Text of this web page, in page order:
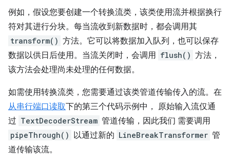
例如，假设您要创建一个转换流类，该类使用流并根据换行
符对其进行分块。每当流收到新数据时，都会调用其
transform() 方法。它可以将数据加入队列，也可以保存
数据以供日后使用。当流关闭时，会调用 flush() 方法，
该方法会处理尚未处理的任何数据。
如需使用转换流类，您需要通过该类管道传输传入的流。在
从串行端口读取下的第三个代码示例中， 原始输入流仅通
过 TextDecoderStream 管道传输，因此我们 需要调用
pipeThrough() 以通过新的 LineBreakTransformer 管
道传输该流。